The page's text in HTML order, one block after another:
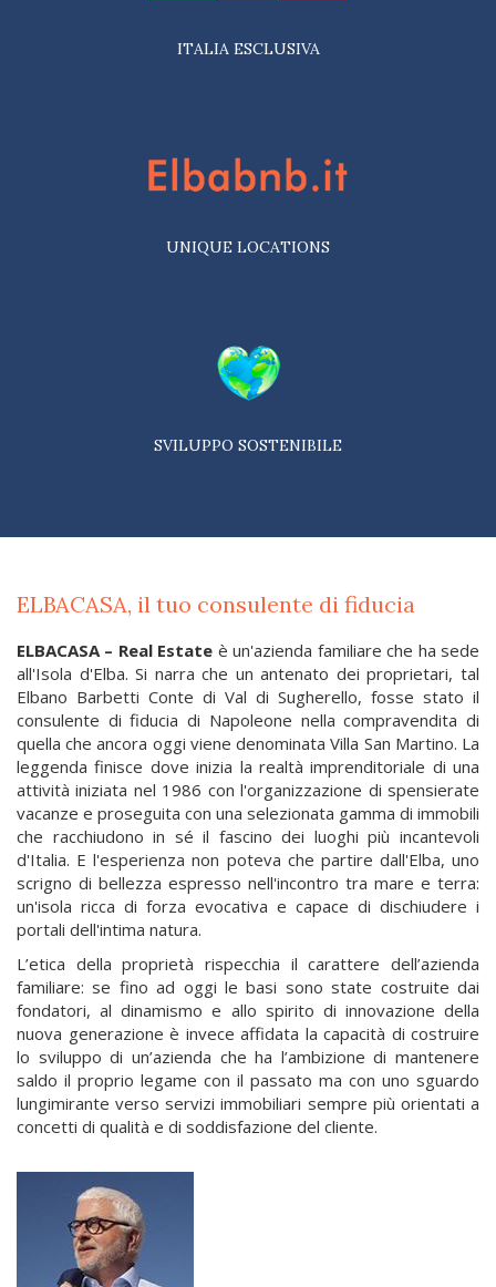
ITALIA ESCLUSIVA
UNIQUE LOCATIONS
SVILUPPO SOSTENIBILE
ELBACASA, il tuo consulente di fiducia
ELBACASA – Real Estate è un'azienda familiare che ha sede
all'Isola d'Elba. Si narra che un antenato dei proprietari, tal
Elbano Barbetti Conte di Val di Sugherello, fosse stato il
consulente di fiducia di Napoleone nella compravendita di
quella che ancora oggi viene denominata Villa San Martino. La
leggenda finisce dove inizia la realtà imprenditoriale di una
attività iniziata nel 1986 con l'organizzazione di spensierate
vacanze e proseguita con una selezionata gamma di immobili
che racchiudono in sé il fascino dei luoghi più incantevoli
d'Italia. E l'esperienza non poteva che partire dall'Elba, uno
scrigno di bellezza espresso nell'incontro tra mare e terra:
un'isola ricca di forza evocativa e capace di dischiudere i
portali dell'intima natura.
L’etica della proprietà rispecchia il carattere dell’azienda
familiare: se fino ad oggi le basi sono state costruite dai
fondatori, al dinamismo e allo spirito di innovazione della
nuova generazione è invece affidata la capacità di costruire
lo sviluppo di un’azienda che ha l’ambizione di mantenere
saldo il proprio legame con il passato ma con uno sguardo
lungimirante verso servizi immobiliari sempre più orientati a
concetti di qualità e di soddisfazione del cliente.